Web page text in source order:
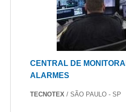
CENTRAL DE
ALARMES
TECNOTEX / SÃO PAULO - SP